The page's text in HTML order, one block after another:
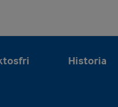
Historia